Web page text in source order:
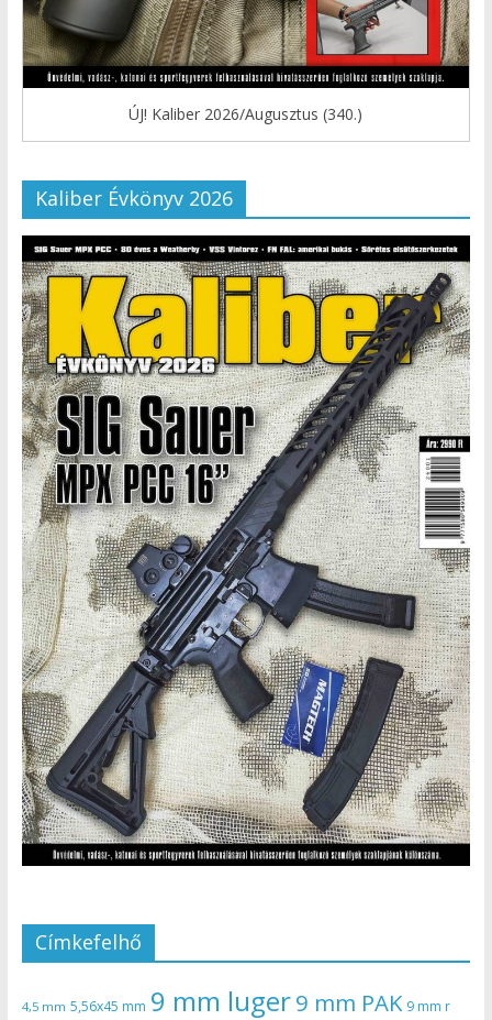
ÚJ! Kaliber 2026/Augusztus (340.)
Kaliber Évkönyv 2026
Címkefelhő
4,5 mm 5,56x45 mm 9 mm luger9 mm PAK 9 mm r